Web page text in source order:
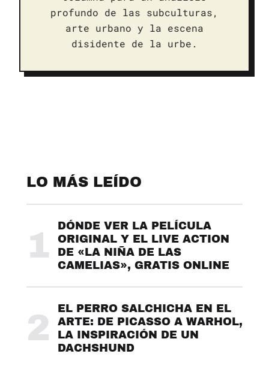
profundo de las subculturas,
arte urbano y la escena
disidente de la urbe.
LO MÁS LEÍDO
1
DÓNDE VER LA PELÍCULA
ORIGINAL Y EL LIVE ACTION
DE «LA NIÑA DE LAS
CAMELIAS», GRATIS ONLINE
2
EL PERRO SALCHICHA EN EL
ARTE: DE PICASSO A WARHOL,
LA INSPIRACIÓN DE UN
DACHSHUND